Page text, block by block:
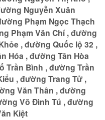
Nguyễn Xuân
Phạm Ngọc Thạch
Phạm Văn Chí , đường
, đường Quốc lộ 32 ,
Hóa , đường Tân Hòa
Trần Bình , đường Trần
, đường Trang Tử ,
Văn Thân , đường
Võ Đình Tú , đường
Kiệt